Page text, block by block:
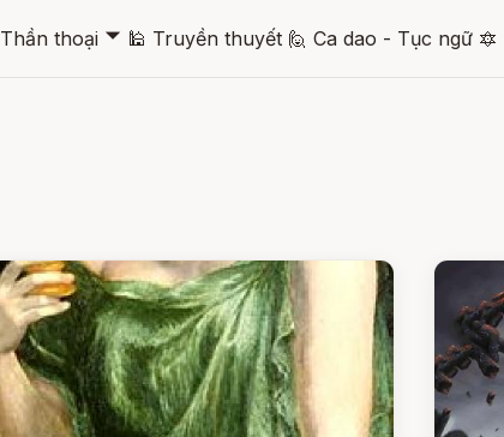
Thần thoại 🞃 🕌 Truyền thuyết 🙋 Ca dao - Tục ngữ 🔯